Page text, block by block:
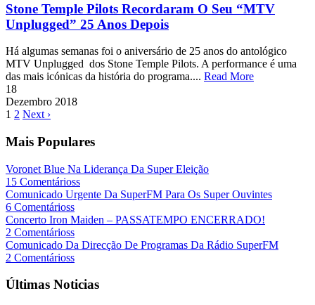
Stone Temple Pilots Recordaram O Seu “MTV
Unplugged” 25 Anos Depois
Há algumas semanas foi o aniversário de 25 anos do antológico
MTV Unplugged dos Stone Temple Pilots. A performance é uma
das mais icónicas da história do programa.... Read More
18
Dezembro 2018
1 2 Next ›
Mais Populares
Voronet Blue Na Liderança Da Super Eleição
15 Comentárioss
Comunicado Urgente Da SuperFM Para Os Super Ouvintes
6 Comentárioss
Concerto Iron Maiden – PASSATEMPO ENCERRADO!
2 Comentárioss
Comunicado Da Direcção De Programas Da Rádio SuperFM
2 Comentárioss
Últimas Noticias